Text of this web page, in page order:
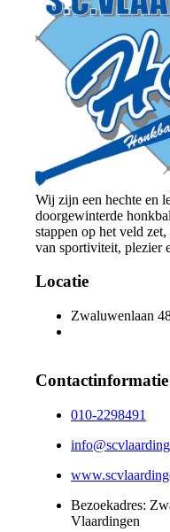
Wij zijn een hechte en
doorgewinterde
stappen op het veld
van sportiviteit, plezier
Locatie
Zwaluwenlaan
Contactinformatie
010-2298491
Bezoekadres:
Vlaardingen